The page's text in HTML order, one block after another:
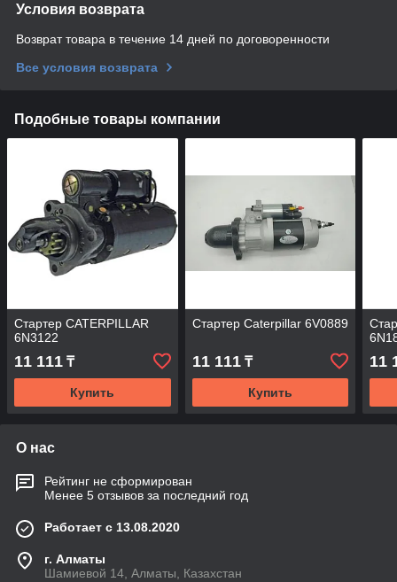
Условия возврата
Возврат товара в течение 14 дней по договоренности
Все условия возврата
Подобные товары компании
Стартер CATERPILLAR
6N3122
11 111 ₸
Купить
Стартер Caterpillar 6V0889
11 111₸
Купить
11
О нас
Рейтинг не сформирован
Менее 5 отзывов за последний год
Работает с 13.08.2020
г. Алматы
Шамиевой 14, Алматы, Казахстан